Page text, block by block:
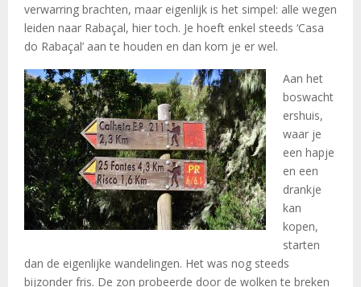
verwarring brachten, maar eigenlijk is het simpel: alle wegen
leiden naar Rabaçal, hier toch. Je hoeft enkel steeds ‘Casa
do Rabaçal’ aan te houden en dan kom je er wel.
Aan het
boswacht
ershuis,
waar je
een hapje
en een
drankje
kan
kopen,
starten
dan de eigenlijke wandelingen. Het was nog steeds
bijzonder fris. De zon probeerde door de wolken te breken